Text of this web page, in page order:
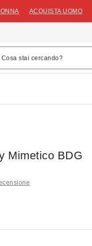
ACQUISTA UOMO
Mimetico BDG